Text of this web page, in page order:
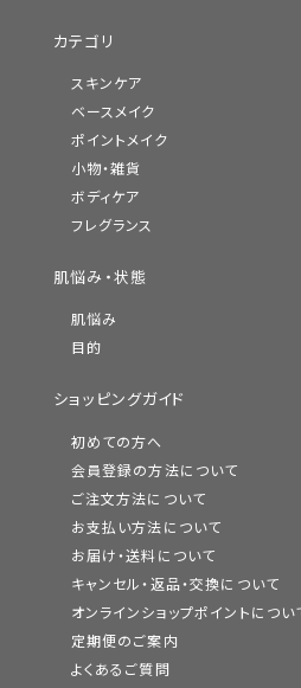
年齢を重ねた肌にたっぷり
1品2役のシンプルなステップでお手
とし洗顔石けんは、成型後に徹底し
のかかる「枠練り製法」でつくられて
洗浄時に肌に潤いを残し、お風呂上
い、しっとりとした洗い上がりを実現し
マスク生活が続き、肌の潤いをより
そ、スキンケアの原点である「保湿」
カテゴリ
スキンケア
ベースメイク
ポイントメイク
小物・雑貨
ボディケア
フレグランス
肌悩み・状態
肌悩み
目的
ショッピングガイド
初めての方へ
会員登録の方法について
ご注文方法について
お支払い方法について
お届け・送料について
キャンセル・返品・交換について
オンラインショップポイントについ
定期便のご案内
よくあるご質問